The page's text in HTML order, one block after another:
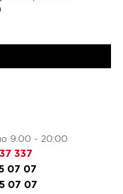
9:00 - 20:00
337
07 07
07 07